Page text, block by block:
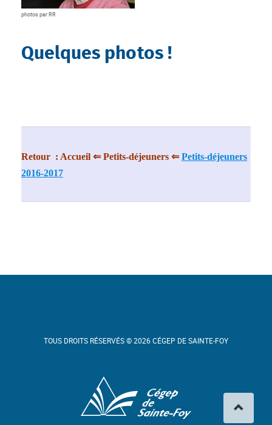
photos par RR
Quelques photos !
Retour : Accueil ⇐ Petits-déjeuners ⇐Petits-déjeuners
2016-2017
TOUS DROITS RÉSERVÉS © 2026 CÉGEP DE SAINTE-FOY
Haut